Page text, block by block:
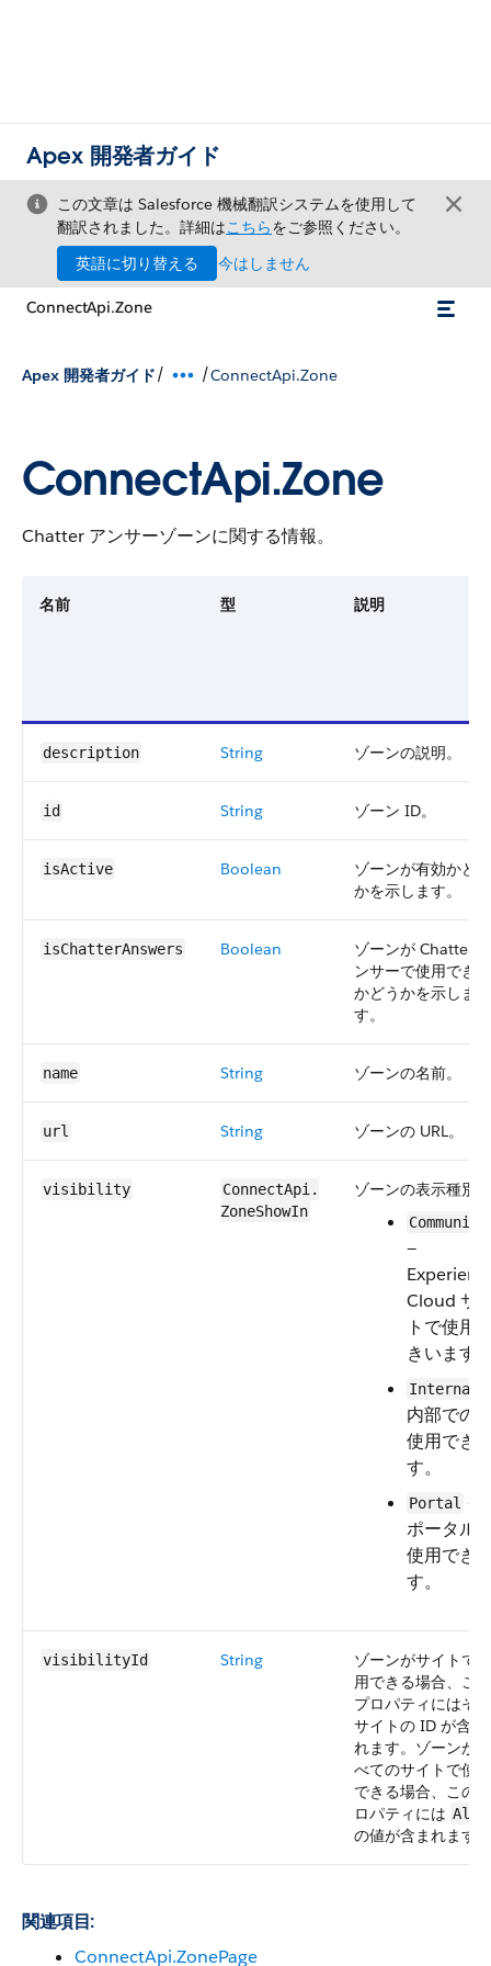
Apex 開発者ガイド
この文章は Salesforce 機械翻訳システムを使用して
翻訳されました。詳細はこちらをご参照ください。
英語に切り替える
今はしません
ConnectApi.Zone
Apex 開発者ガイド/ /ConnectApi.Zone
ConnectApi.Zone
Chatter アンサーゾーンに関する情報。
名前 型 説明
description String ゾーンの説明。
id String ゾーン ID。
isActive Boolean
ゾーンが有効かどう
かを示します。
isChatterAnswers Boolean
ゾーンが Chatter
ンサーで使用できる
かどうかを示しま
す。
name String ゾーンの名前。
url String ゾーンの URL。
visibility
ConnectApi.​
ZoneShowIn
ゾーンの表示種別。
Community
—
Cloud サ
トで使用
きいます
Internal
内部での
使用でき
す。
Portal —
ポータル
使用でき
す。
visibilityId String
ゾーンがサイトで使
用できる場合、この
プロパティにはその
サイトの ID が含ま
れます。ゾーンがす
べてのサイトで使用
できる場合、このプ
ロパティには All
の値が含まれます。
関連項目:
ConnectApi.ZonePage